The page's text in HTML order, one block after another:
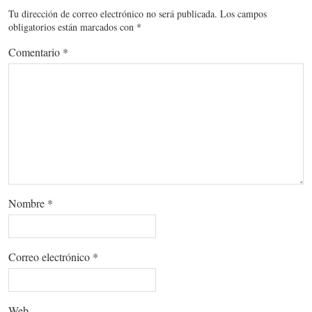
Tu dirección de correo electrónico no será publicada. Los campos
obligatorios están marcados con *
Comentario *
Nombre *
Correo electrónico *